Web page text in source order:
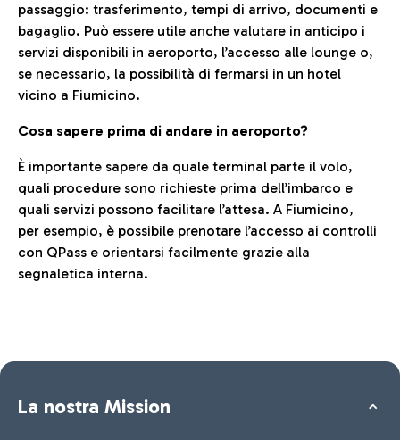
passaggio: trasferimento, tempi di arrivo, documenti e
bagaglio. Può essere utile anche valutare in anticipo i
servizi disponibili in aeroporto, l’accesso alle lounge o,
se necessario, la possibilità di fermarsi in un hotel
vicino a Fiumicino.
Cosa sapere prima di andare in aeroporto?
È importante sapere da quale terminal parte il volo,
quali procedure sono richieste prima dell’imbarco e
quali servizi possono facilitare l’attesa. A Fiumicino,
per esempio, è possibile prenotare l’accesso ai controlli
con QPass e orientarsi facilmente grazie alla
segnaletica interna.
La nostra Mission